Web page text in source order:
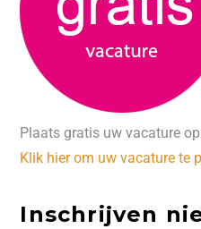
Plaats gratis uw vacature
Klik hier om uw vacature te
Inschrijven